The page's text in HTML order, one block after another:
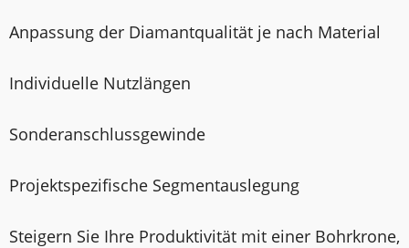
Anpassung der Diamantqualität je nach Material
Individuelle Nutzlängen
Sonderanschlussgewinde
Projektspezifische Segmentauslegung
Steigern Sie Ihre Produktivität mit einer Bohrkrone,